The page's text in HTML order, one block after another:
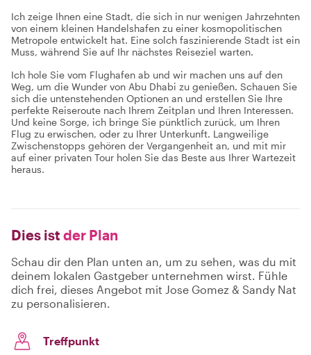
Ich zeige Ihnen eine Stadt, die sich in nur wenigen Jahrzehnten
von einem kleinen Handelshafen zu einer kosmopolitischen
Metropole entwickelt hat. Eine solch faszinierende Stadt ist ein
Muss, während Sie auf Ihr nächstes Reiseziel warten.
Ich hole Sie vom Flughafen ab und wir machen uns auf den
Weg, um die Wunder von Abu Dhabi zu genießen. Schauen Sie
sich die untenstehenden Optionen an und erstellen Sie Ihre
perfekte Reiseroute nach Ihrem Zeitplan und Ihren Interessen.
Und keine Sorge, ich bringe Sie pünktlich zurück, um Ihren
Flug zu erwischen, oder zu Ihrer Unterkunft. Langweilige
Zwischenstopps gehören der Vergangenheit an, und mit mir
auf einer privaten Tour holen Sie das Beste aus Ihrer Wartezeit
heraus.
Dies ist der Plan
Schau dir den Plan unten an, um zu sehen, was du mit
deinem lokalen Gastgeber unternehmen wirst. Fühle
dich frei, dieses Angebot mit Jose Gomez & Sandy Nat
zu personalisieren.
Treffpunkt